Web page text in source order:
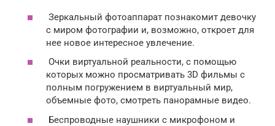
Зеркальный фотоаппарат познакомит девочку
с миром фотографии и, возможно, откроет для
нее новое интересное увлечение.
Очки виртуальной реальности, с помощью
которых можно просматривать 3D фильмы с
полным погружением в виртуальный мир,
объемные фото, смотреть панорамные видео.
Беспроводные наушники с микрофоном и